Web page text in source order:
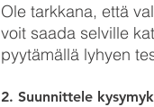
Ole tarkkana, että
voit saada selville
pyytämällä lyhyen
2. Suunnittele